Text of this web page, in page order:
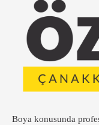
Boya konusunda